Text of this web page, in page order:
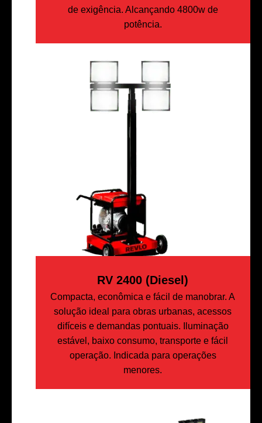
de exigência. Alcançando 4800w de
potência.
RV 2400 (Diesel)
Compacta, econômica e fácil de manobrar. A
solução ideal para obras urbanas, acessos
difíceis e demandas pontuais. Iluminação
estável, baixo consumo, transporte e fácil
operação. Indicada para operações
menores.